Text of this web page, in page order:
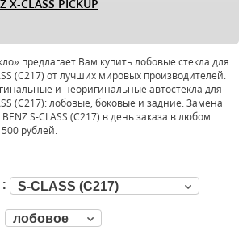
X-CLASS PICKUP
предлагает Вам купить лобовые стекла для
(C217) от лучших мировых производителей.
и неоригинальные автостекла для
(C217): лобовые, боковые и задние. Замена
BENZ S-CLASS (C217) в день заказа в любом
рублей.
S-CLASS (C217)
лобовое